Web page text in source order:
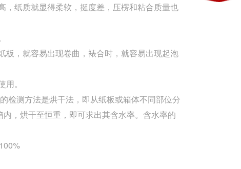
纸质就显得柔软，挺度差，压楞和粘合质量也
，就容易出现卷曲，裱合时，就容易出现起泡
用。
检测方法是烘干法，即从纸板或箱体不同部位分
，烘干至恒重，即可求出其含水率。含水率的